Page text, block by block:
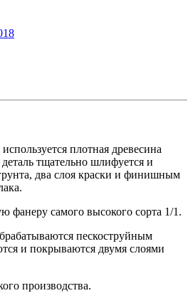
плотная древесина
тщательно шлифуется и
два слоя краски и финишным
фанеру самого высокого сорта 1/1.
пескоструйным
и покрываются двумя слоями
производства.